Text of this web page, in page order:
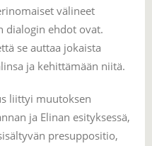
välineet
dialogin ehdot ovat.
se auttaa jokaista
ja kehittämään niitä.
liittyi muutoksen
ja Elinan esityksessä,
presuppositio,